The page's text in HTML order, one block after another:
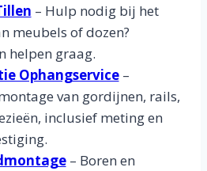
– Hulp nodig bij het
meubels of dozen?
helpen graag.
Ophangservice –
van gordijnen, rails,
inclusief meting en
– Boren en